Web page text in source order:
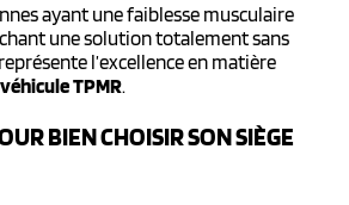
ayant une faiblesse musculaire
une solution totalement sans
représente l’excellence en matière
TPMR.
BIEN CHOISIR SON SIÈGE